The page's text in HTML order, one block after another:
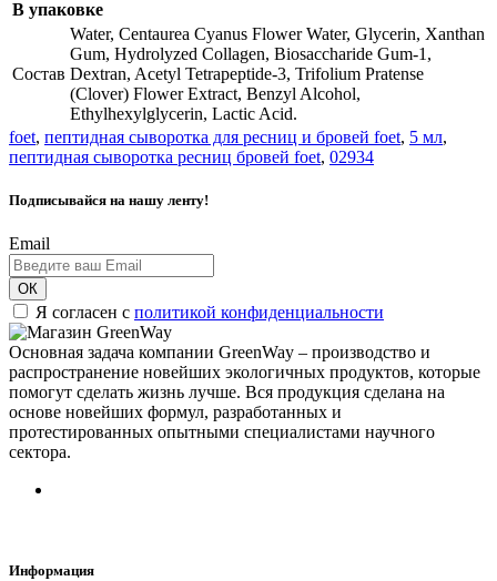
В упаковке
Состав
Water, Centaurea Cyanus Flower Water, Glycerin, Xanthan
Gum, Hydrolyzed Collagen, Biosaccharide Gum-1,
Dextran, Acetyl Tetrapeptide-3, Trifolium Pratense
(Clover) Flower Extract, Benzyl Alcohol,
Ethylhexylglycerin, Lactic Acid.
foet, пептидная сыворотка для ресниц и бровей foet, 5 мл,
пептидная сыворотка ресниц бровей foet, 02934
Подписывайся на нашу ленту!
Email
ОК
Я согласен с политикой конфиденциальности
Основная задача компании GreenWay – производство и
распространение новейших экологичных продуктов, которые
помогут сделать жизнь лучше. Вся продукция сделана на
основе новейших формул, разработанных и
протестированных опытными специалистами научного
сектора.
Информация